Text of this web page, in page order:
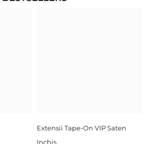
Extensii Tape-On VIP Saten
Inchis